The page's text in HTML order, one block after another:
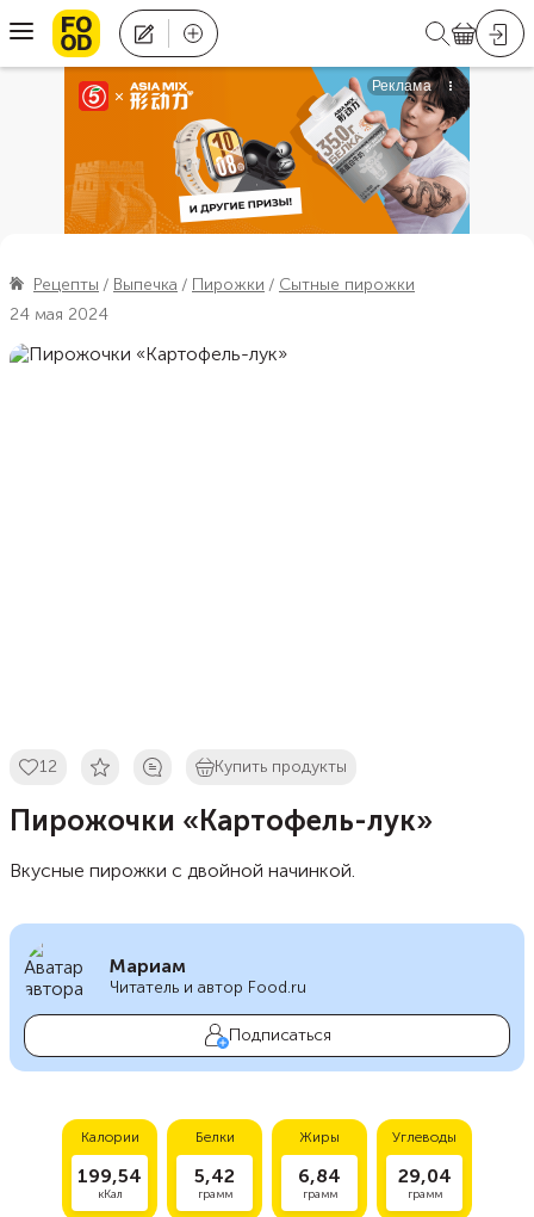
Рецепты Выпечка Пирожки
Сытные пирожки
24 мая 2024
12 Купить продукты
Пирожочки «Картофель-лук»
Вкусные пирожки с двойной начинкой.
Мариам
Читатель и автор Food.ru
Подписаться
Калории
199,54
кКал
Белки
5,42
грамм
Жиры
6,84
грамм
Углеводы
29,04
грамм